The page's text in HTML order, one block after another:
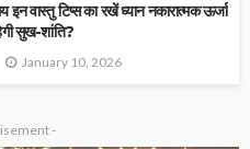
इन वास्तु टिप्स का रखें ध्यान नकारात्मक ऊर्जा
सुख-शांति?
January 10, 2026
-